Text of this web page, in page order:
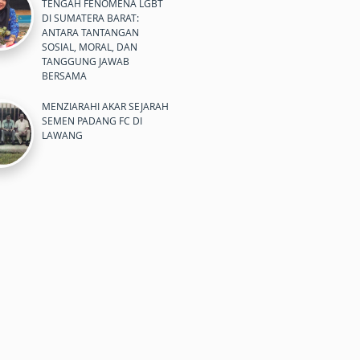
TENGAH FENOMENA LGBT
DI SUMATERA BARAT:
ANTARA TANTANGAN
SOSIAL, MORAL, DAN
TANGGUNG JAWAB
BERSAMA
MENZIARAHI AKAR SEJARAH
SEMEN PADANG FC DI
LAWANG